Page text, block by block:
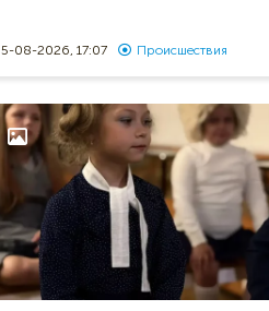
5-08-2026, 17:07 Происшествия